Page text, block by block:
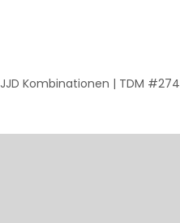
JJD Kombinationen | TDM #274